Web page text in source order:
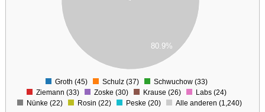
80.9%
Groth (45) Schulz (37)
Schwuchow (33)
Ziemann (33)
Zoske (30) Krause (26)
Labs (24)
Nünke (22)
Rosin (22) Peske (20) Alle anderen (1,240)